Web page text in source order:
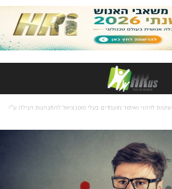
7 שיטות לזיהוי ואיתור מועמדים בעלי פוטנציאל להתנהגות רעילה ע"י